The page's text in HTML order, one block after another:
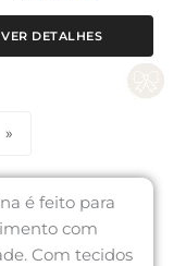
VER DETALHES
»
é feito para
com
Com tecidos